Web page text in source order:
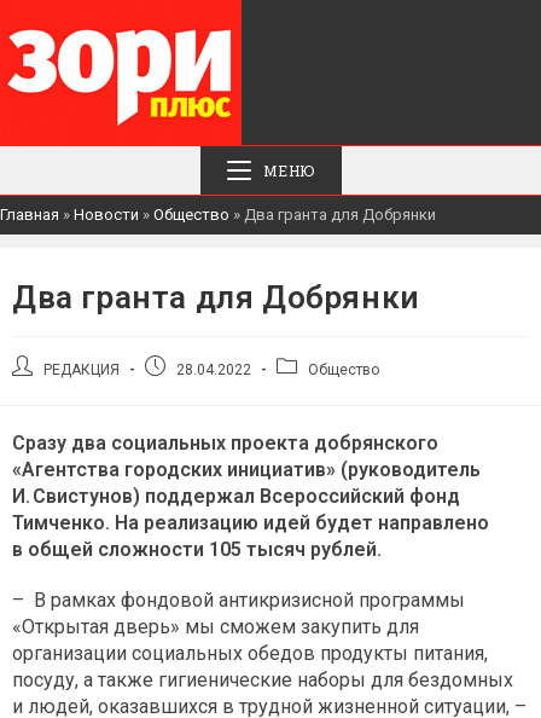
МЕНЮ
Главная » Новости » Общество » Два гранта для Добрянки
Два гранта для Добрянки
АвторРЕДАКЦИЯ
Запись28.04.2022
РубрикаОбщество
Сразу два социальных проекта добрянского
«Агентства городских инициатив» (руководитель
И. Свистунов) поддержал Всероссийский фонд
Тимченко. На реализацию идей будет направлено
в общей сложности 105 тысяч рублей.
– В рамках фондовой антикризисной программы
«Открытая дверь» мы сможем закупить для
организации социальных обедов продукты питания,
посуду, а также гигиенические наборы для бездомных
и людей, оказавшихся в трудной жизненной ситуации, –